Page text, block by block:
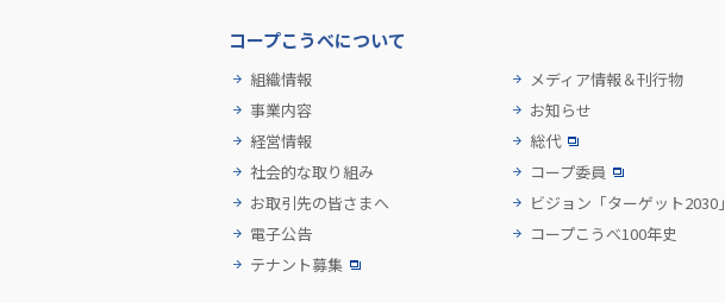
コープこうべについて
組織情報
事業内容
経営情報
社会的な取り組み
お取引先の皆さまへ
電子公告
テナント募集
メディア情報＆刊行物
お知らせ
総代
コープ委員
ビジョン「ターゲット2030」
コープこうべ100年史